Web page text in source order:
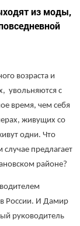
из моды,
возраста и
увольняются с
время, чем себя
живущих со
одни. Что
предлагает
районе?
России. И Дамир
руководитель